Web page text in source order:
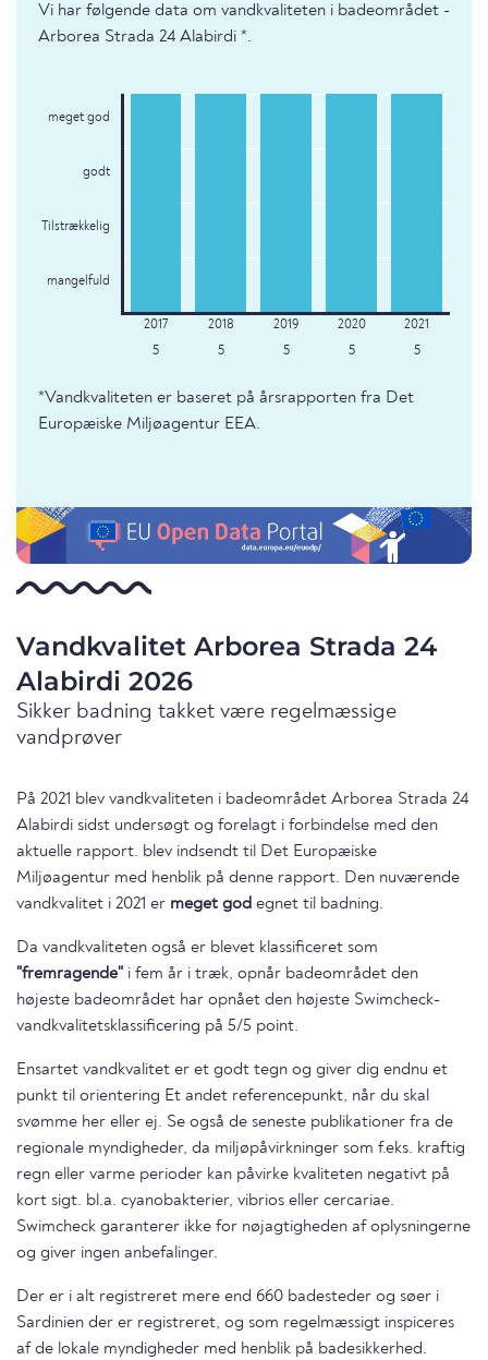
Vi har følgende data om vandkvaliteten i badeområdet -
Arborea Strada 24 Alabirdi *.
meget god
godt
Tilstrækkelig
mangelfuld
5 5 5 5 5
*Vandkvaliteten er baseret på årsrapporten fra Det
Europæiske Miljøagentur EEA.
Vandkvalitet Arborea Strada 24
Alabirdi 2026
Sikker badning takket være regelmæssige
vandprøver
På 2021 blev vandkvaliteten i badeområdet Arborea Strada 24
Alabirdi sidst undersøgt og forelagt i forbindelse med den
aktuelle rapport. blev indsendt til Det Europæiske
Miljøagentur med henblik på denne rapport. Den nuværende
vandkvalitet i 2021 er meget god egnet til badning.
Da vandkvaliteten også er blevet klassificeret som
"fremragende" i fem år i træk, opnår badeområdet den
højeste badeområdet har opnået den højeste Swimcheck-
vandkvalitetsklassificering på 5/5 point.
Ensartet vandkvalitet er et godt tegn og giver dig endnu et
punkt til orientering Et andet referencepunkt, når du skal
svømme her eller ej. Se også de seneste publikationer fra de
regionale myndigheder, da miljøpåvirkninger som f.eks. kraftig
regn eller varme perioder kan påvirke kvaliteten negativt på
kort sigt. bl.a. cyanobakterier, vibrios eller cercariae.
Swimcheck garanterer ikke for nøjagtigheden af oplysningerne
og giver ingen anbefalinger.
Der er i alt registreret mere end 660 badesteder og søer i
Sardinien der er registreret, og som regelmæssigt inspiceres
af de lokale myndigheder med henblik på badesikkerhed.